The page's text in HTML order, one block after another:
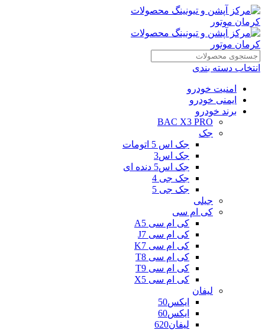
انتخاب دسته بندی
امنیت خودرو
ایمنی خودرو
برند خودرو
BAC X3 PRO
جک
جک اس 5 اتومات
جک اس3
جک اس5 دنده ای
جک جی 4
جک جی 5
جیلی
کی ام سی
کی ام سی A5
کی ام سی J7
کی ام سی K7
کی ام سی T8
کی ام سی T9
کی ام سی X5
لیفان
ایکس50
ایکس60
لیفان620